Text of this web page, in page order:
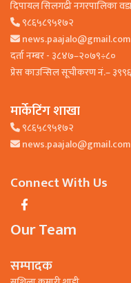
दिपायल सिलगढी नगरपालिका
९८६५८९५१७२
news.paajalo@gmail.com
दर्ता नम्बर - ३८४७–२०७९÷८०
प्रेस काउन्सिल सूचीकरण नं.– ३९९६
मार्केटिंग शाखा
९८६५८९५१७२
news.paajalo@gmail.com
Connect With Us
Our Team
सम्पादक